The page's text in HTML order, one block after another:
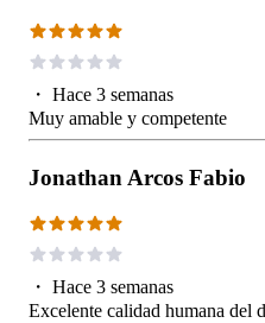
・ Hace 3 semanas
Muy amable y competente
Jonathan Arcos Fabio
・ Hace 3 semanas
Excelente calidad humana del